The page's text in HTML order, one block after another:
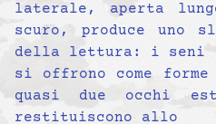
laterale, aperta
scuro, produce uno
della lettura: i seni
si offrono come
quasi due occhi
restituiscono allo